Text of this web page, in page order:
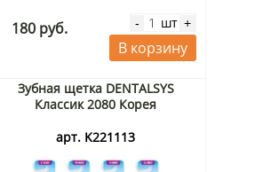
180 руб. - шт +
В корзину
Зубная щетка DENTALSYS
Классик 2080 Корея
арт. K221113